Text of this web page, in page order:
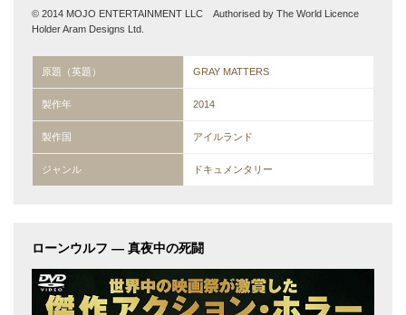
© 2014 MOJO ENTERTAINMENT LLC Authorised by The World Licence
Holder Aram Designs Ltd.
原題（英題） GRAY MATTERS
製作年 2014
製作国 アイルランド
ジャンル ドキュメンタリー
ローンウルフ — 真夜中の死闘